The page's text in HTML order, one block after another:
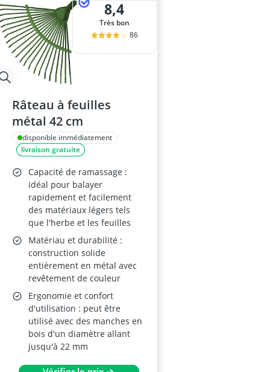
8,4
Très bon
86
Râteau à feuilles
métal 42 cm
disponible immédiatement
livraison gratuite
Capacité de ramassage :
idéal pour balayer
rapidement et facilement
des matériaux légers tels
que l'herbe et les feuilles
Matériau et durabilité :
construction solide
entièrement en métal avec
revêtement de couleur
Ergonomie et confort
d'utilisation : peut être
utilisé avec des manches en
bois d'un diamètre allant
jusqu'à 22 mm